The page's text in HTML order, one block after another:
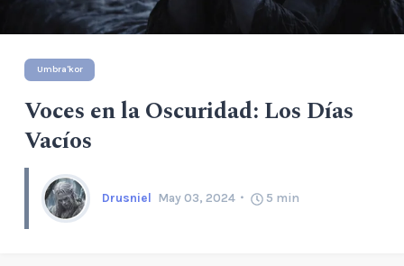
Umbra'kor
Voces en la Oscuridad: Los Días
Vacíos
Drusniel May 03, 2024 5 min